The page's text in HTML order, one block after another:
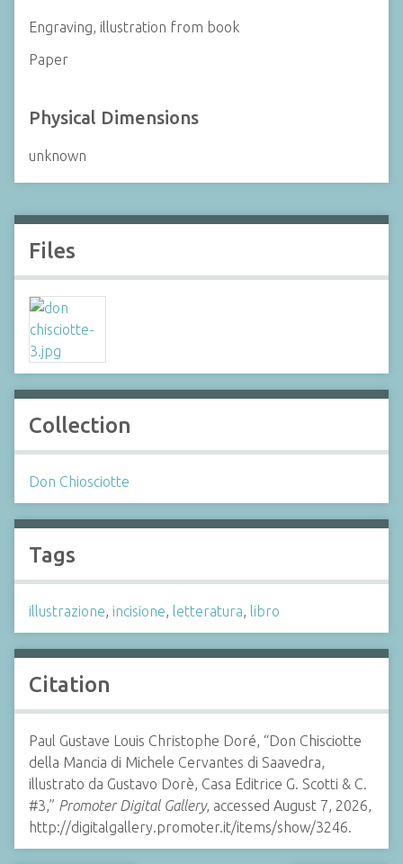
Engraving, illustration from book
Paper
Physical Dimensions
unknown
Files
Collection
Don Chiosciotte
Tags
illustrazione, incisione, letteratura, libro
Citation
Paul Gustave Louis Christophe Doré, “Don Chisciotte
della Mancia di Michele Cervantes di Saavedra,
illustrato da Gustavo Dorè, Casa Editrice G. Scotti & C.
#3,” Promoter Digital Gallery, accessed August 7, 2026,
http://digitalgallery.promoter.it/items/show/3246.